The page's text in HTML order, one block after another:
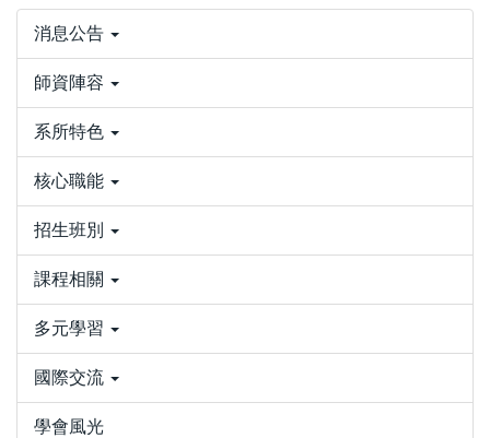
消息公告
師資陣容
系所特色
核心職能
招生班別
課程相關
多元學習
國際交流
學會風光